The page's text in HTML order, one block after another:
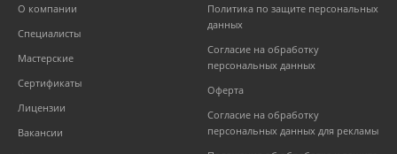
О компании
Специалисты
Мастерские
Сертификаты
Лицензии
Вакансии
Политика по защите персональных
данных
Согласие на обработку
персональных данных
Оферта
Согласие на обработку
персональных данных для рекламы